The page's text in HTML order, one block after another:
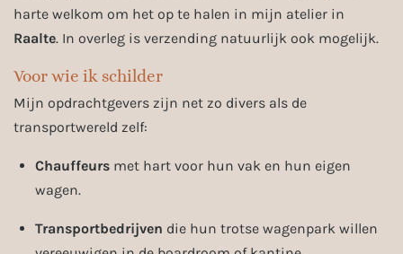
harte welkom om het op te halen in mijn atelier in
Raalte. In overleg is verzending natuurlijk ook mogelijk.
Voor wie ik schilder
Mijn opdrachtgevers zijn net zo divers als de
transportwereld zelf:
Chauffeurs met hart voor hun vak en hun eigen
wagen.
Transportbedrijven die hun trotse wagenpark willen